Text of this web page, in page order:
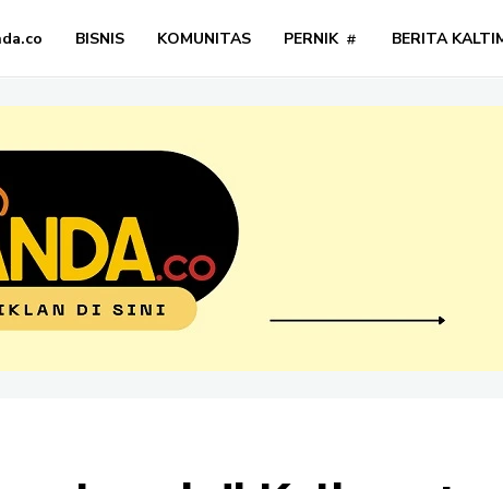
BISNIS KOMUNITAS PERNIK BERITA